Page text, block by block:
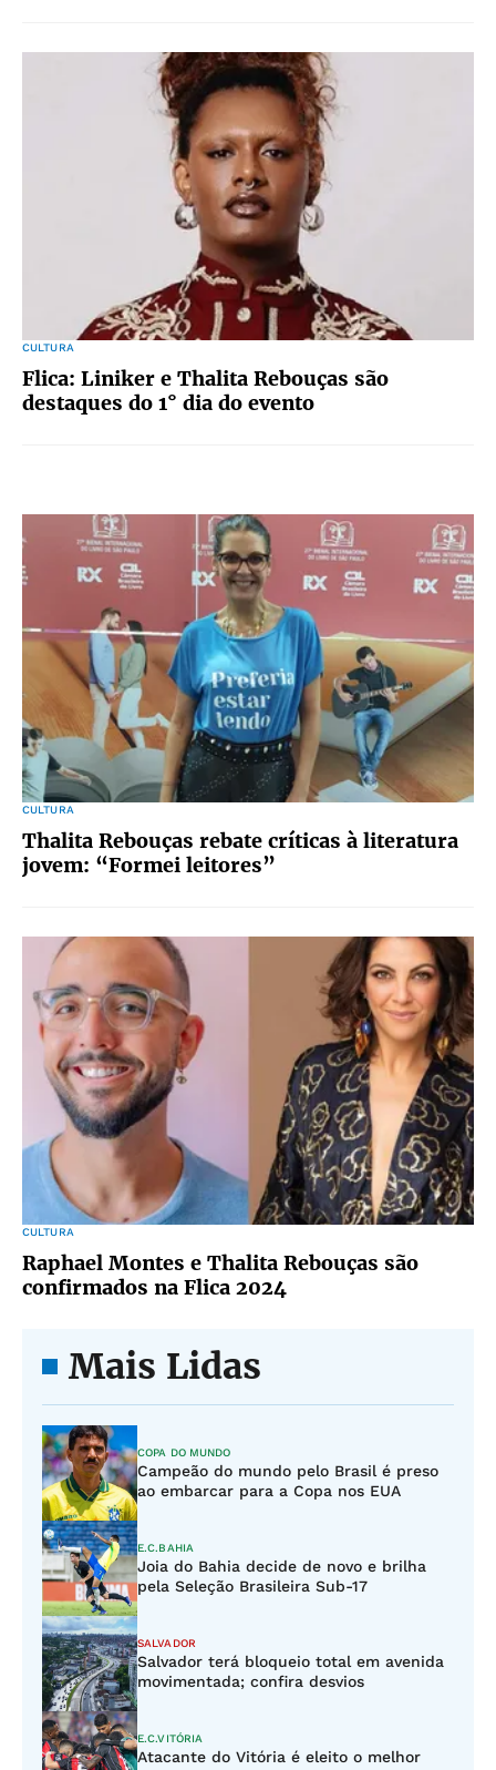
CULTURA
Flica: Liniker e Thalita Rebouças são
destaques do 1° dia do evento
CULTURA
Thalita Rebouças rebate críticas à literatura
jovem: “Formei leitores”
CULTURA
Raphael Montes e Thalita Rebouças são
confirmados na Flica 2024
Mais Lidas
COPA DO MUNDO
Campeão do mundo pelo Brasil é preso
ao embarcar para a Copa nos EUA
E.C.BAHIA
Joia do Bahia decide de novo e brilha
pela Seleção Brasileira Sub-17
SALVADOR
Salvador terá bloqueio total em avenida
movimentada; confira desvios
E.C.VITÓRIA
Atacante do Vitória é eleito o melhor